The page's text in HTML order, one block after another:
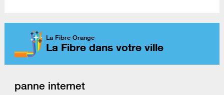
La Fibre Orange
La Fibre dans votre ville
panne internet